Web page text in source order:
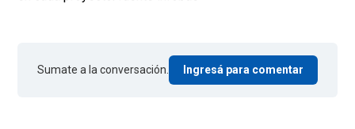
Sumate a la conversación. Ingresá para comentar